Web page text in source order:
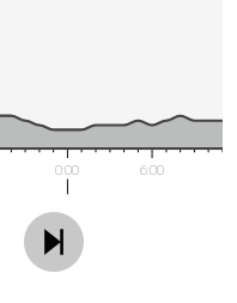
0:00 6:00